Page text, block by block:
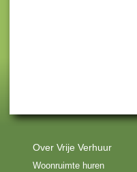
Over Vrije Verhuur
Woonruimte huren